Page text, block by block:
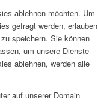
ablehnen möchten. Um
gefragt werden, erlauben
speichern. Sie können
um unsere Dienste
ablehnen, werden alle
auf unserer Domain